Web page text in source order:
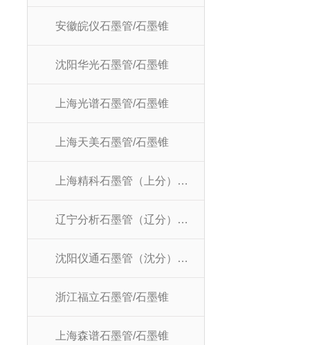
安徽皖仪石墨管/石墨锥
沈阳华光石墨管/石墨锥
上海光谱石墨管/石墨锥
上海天美石墨管/石墨锥
上海精科石墨管（上分）/石墨锥
辽宁分析石墨管（辽分）/石墨锥
沈阳仪通石墨管（沈分）/石墨锥
浙江福立石墨管/石墨锥
上海森谱石墨管/石墨锥